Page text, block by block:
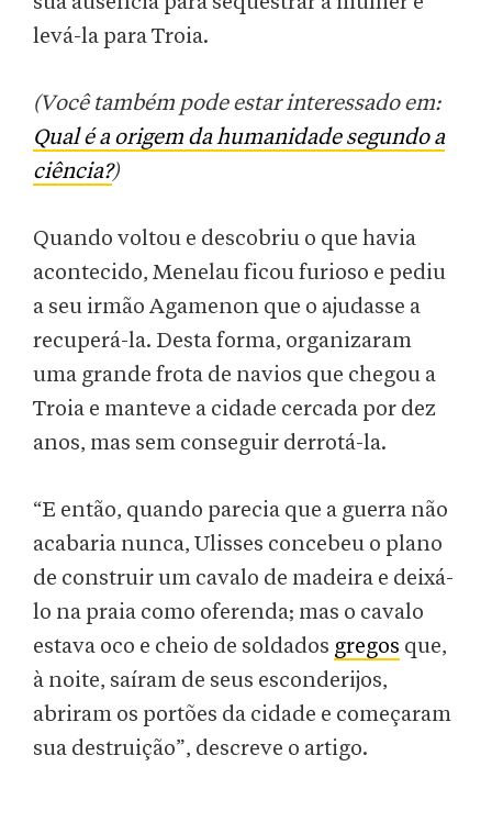
levá-la para Troia.
(Você também pode estar interessado em:
Qual é a origem da humanidade segundo a
ciência?)
Quando voltou e descobriu o que havia
acontecido, Menelau ficou furioso e pediu
a seu irmão Agamenon que o ajudasse a
recuperá-la. Desta forma, organizaram
uma grande frota de navios que chegou a
Troia e manteve a cidade cercada por dez
anos, mas sem conseguir derrotá-la.
“E então, quando parecia que a guerra não
acabaria nunca, Ulisses concebeu o plano
de construir um cavalo de madeira e deixá-
lo na praia como oferenda; mas o cavalo
estava oco e cheio de soldados gregos que,
à noite, saíram de seus esconderijos,
abriram os portões da cidade e começaram
sua destruição”, descreve o artigo.